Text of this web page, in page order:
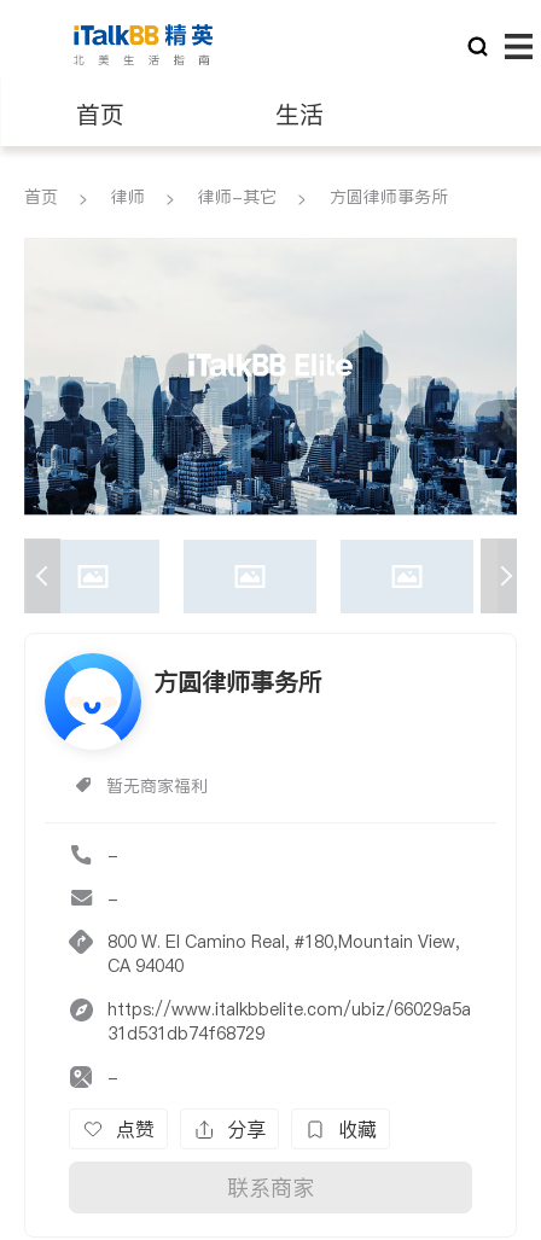
首页 生活
医生 律师
养老 非盈利组织
首页 律师 律师-其它 方圆律师事务所
方圆律师事务所
暂无商家福利
-
-
800 W. El Camino Real, #180,Mountain View,
CA 94040
https://www.italkbbelite.com/ubiz/66029a5a
31d531db74f68729
-
点赞 分享 收藏
联系商家